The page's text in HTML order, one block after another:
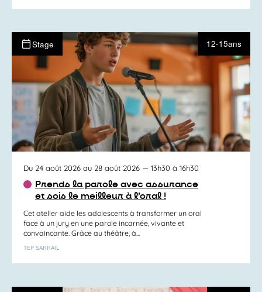
Stage 12-15ans
Du 24 août 2026 au 28 août 2026 — 13h30 à 16h30
Prends la parole avec assurance
et sois le meilleur à l’oral !
Cet atelier aide les adolescents à transformer un oral
face à un jury en une parole incarnée, vivante et
convaincante. Grâce au théâtre, à...
TEP SARRAIL